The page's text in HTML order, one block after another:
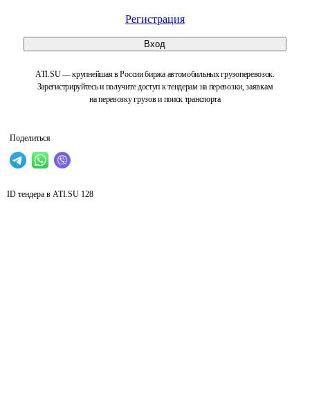
Регистрация
Вход
ATI.SU — крупнейшая в России биржа автомобильных грузоперевозок.
Зарегистрируйтесь и получите доступ к тендерам на перевозки, заявкам
на перевозку грузов и поиск транспорта
Поделиться
ID тендера в ATI.SU 128